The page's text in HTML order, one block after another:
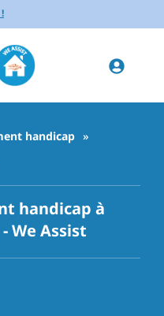
handicap »
handicap à
We Assist